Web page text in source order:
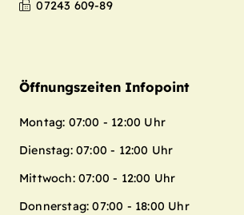
07243 609-89
Öffnungszeiten Infopoint
Montag: 07:00 - 12:00 Uhr
Dienstag: 07:00 - 12:00 Uhr
Mittwoch: 07:00 - 12:00 Uhr
Donnerstag: 07:00 - 18:00 Uhr